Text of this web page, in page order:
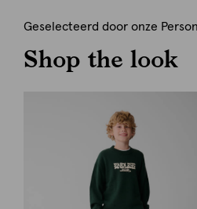
Geselecteerd door onze
Shop the look